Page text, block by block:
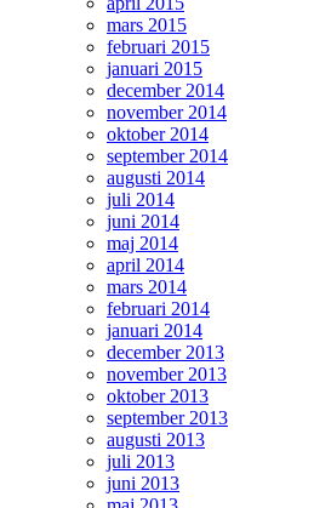
mars 2015
februari 2015
januari 2015
december 2014
november 2014
oktober 2014
september 2014
augusti 2014
juli 2014
juni 2014
maj 2014
april 2014
mars 2014
februari 2014
januari 2014
december 2013
november 2013
oktober 2013
september 2013
augusti 2013
juli 2013
juni 2013